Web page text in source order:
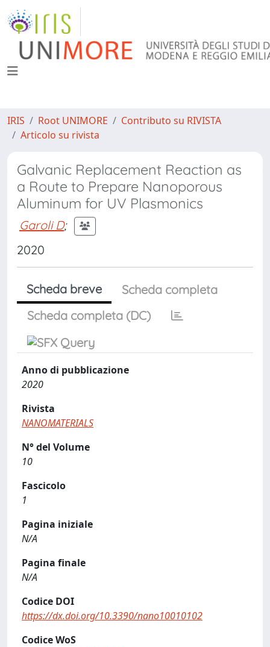
IRIS Root UNIMORE
Contributo su RIVISTA
Articolo su rivista
Galvanic Replacement Reaction as
a Route to Prepare Nanoporous
Aluminum for UV Plasmonics
Garoli D;
2020
Scheda breve
Scheda completa
Scheda completa (DC)
Anno di pubblicazione
2020
Rivista
NANOMATERIALS
N° del Volume
10
Fascicolo
1
Pagina iniziale
N/A
Pagina finale
N/A
Codice DOI
https://dx.doi.org/10.3390/nano10010102
Codice WoS